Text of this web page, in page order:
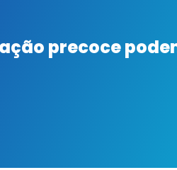
precoce